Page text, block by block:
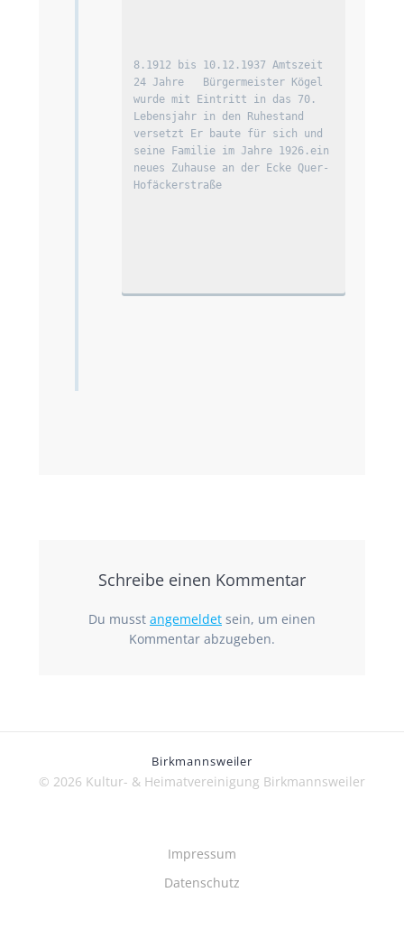
8.1912 bis 10.12.1937 Amtszeit
24 Jahre   Bürgermeister Kögel
wurde mit Eintritt in das 70.
Lebensjahr in den Ruhestand
versetzt Er baute für sich und
seine Familie im Jahre 1926.ein
neues Zuhause an der Ecke Quer-
Hofäckerstraße
Schreibe einen Kommentar
Du musst angemeldet sein, um einen
Kommentar abzugeben.
Birkmannsweiler
© 2026 Kultur- & Heimatvereinigung Birkmannsweiler
Impressum
Datenschutz